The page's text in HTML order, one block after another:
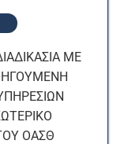
ΜΕ
ΟΑΣΘ